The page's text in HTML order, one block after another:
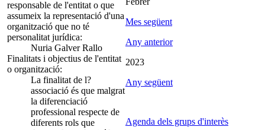
responsable de l'entitat o que
assumeix la representació d'una
organització que no té
personalitat jurídica:
Nuria Galver Rallo
Finalitats i objectius de l'entitat
o organització:
La finalitat de l?
associació és que malgrat
la diferenciació
professional respecte de
diferents rols que
Mes següent
Any anterior
2023
Any següent
Agenda dels grups d'interès